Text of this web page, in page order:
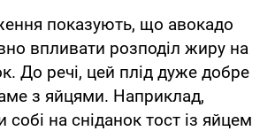
показують, що авокадо
впливати розподіл жиру на
До речі, цей плід дуже добре
з яйцями. Наприклад,
на сніданок тост із яйцем